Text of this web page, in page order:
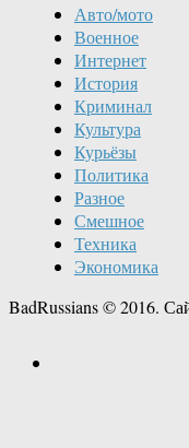
Авто/мото
Военное
Интернет
История
Криминал
Культура
Курьёзы
Политика
Разное
Смешное
Техника
Экономика
BadRussians © 2016.